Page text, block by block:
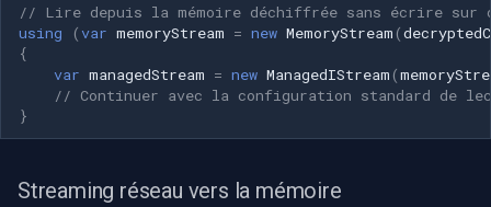
// Lire depuis la mémoire déchiffrée sans écrire sur
using
( var memoryStream = new MemoryStream (
{
var managedStream = new ManagedIStream (
// Continuer avec la configuration standard de
}
Streaming réseau vers la mémoire